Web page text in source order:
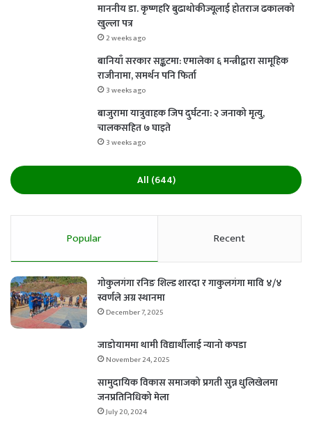
माननीय डा. कृष्णहरि बुढाथोकीज्यूलाई होतराज ढकालको
खुल्ला पत्र
2 weeks ago
बानियाँ सरकार सङ्कटमा: एमालेका ६ मन्त्रीद्वारा सामूहिक
राजीनामा, समर्थन पनि फिर्ता
3 weeks ago
बाजुरामा यात्रुवाहक जिप दुर्घटना: २ जनाको मृत्यु,
चालकसहित ७ घाइते
3 weeks ago
All (644)
Popular Recent
गोकुलगंगा रनिङ शिल्ड शारदा र गाकुलगंगा मावि ४/४
स्वर्णले अग्र स्थानमा
December 7, 2025
जाडोयाममा थामी विद्यार्थीलाई न्यानो कपडा
November 24, 2025
सामुदायिक विकास समाजको प्रगती सुन्न धुलिखेलमा
जनप्रतिनिधिको मेला
July 20, 2024